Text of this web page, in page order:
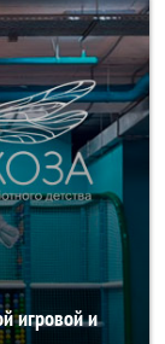
игровой и